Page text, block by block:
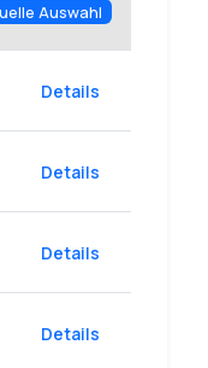
Auswahl
Details
Details
Details
Details